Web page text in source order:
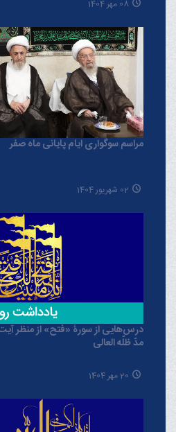
08 مهر 1404
مراسم سوگواری ایام پایانی ماه صفر
02 شهریور 1404
درس‌هایی از سورۀ «فتح» از منظر آیت
مدّ ظلّه العالی
20 مهر 1404